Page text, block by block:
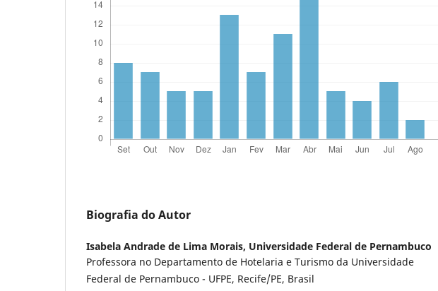
Biografia do Autor
Isabela Andrade de Lima Morais, Universidade Federal de Pernambuco
Professora no Departamento de Hotelaria e Turismo da Universidade
Federal de Pernambuco - UFPE, Recife/PE, Brasil